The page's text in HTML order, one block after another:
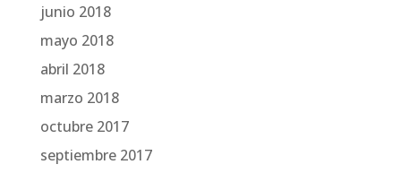
junio 2018
mayo 2018
abril 2018
marzo 2018
octubre 2017
septiembre 2017